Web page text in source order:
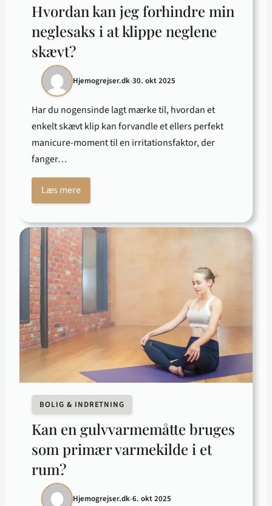
Hvordan kan jeg forhindre min
neglesaks i at klippe neglene
skævt?
Hjemogrejser.dk•30. okt 2025
Har du nogensinde lagt mærke til, hvordan et
enkelt skævt klip kan forvandle et ellers perfekt
manicure-moment til en irritationsfaktor, der
fanger…
Læs mere
BOLIG & INDRETNING
Kan en gulvvarmemåtte bruges
som primær varmekilde i et
rum?
Hjemogrejser.dk•6. okt 2025